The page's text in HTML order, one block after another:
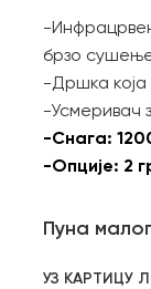
-
брзо
-Дршка која
-Усмеривач
-Снага:
-Опције: 2
Пуна
УЗ КАРТИЦУ